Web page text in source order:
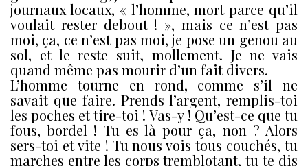
journaux locaux, « l’homme, mort parce qu’il
voulait rester debout ! », mais ce n’est pas
moi, ça, ce n’est pas moi, je pose un genou au
sol, et le reste suit, mollement. Je ne vais
quand même pas mourir d’un fait divers.
L’homme tourne en rond, comme s’il ne
savait que faire. Prends l’argent, remplis-toi
les poches et tire-toi ! Vas-y ! Qu’est-ce que tu
fous, bordel ! Tu es là pour ça, non ? Alors
sers-toi et vite ! Tu nous vois tous couchés, tu
marches entre les corps tremblotant, tu te dis